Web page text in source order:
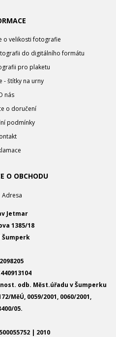
o velikosti fotografie
do digitálního formátu
pro plaketu
- štítky na urny
nás
o doručení
podmínky
O OBCHODU
Adresa
Jetmar
1385/18
Šumperk
odb. Měst.úřadu v Šumperku
MěÚ, 0059/2001, 0060/2001,
05.
| 2010